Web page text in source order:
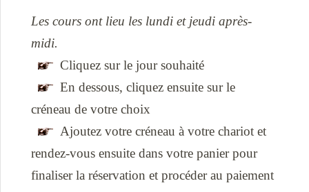
Les cours ont lieu les lundi et jeudi après-
midi.
Cliquez sur le jour souhaité
En dessous, cliquez ensuite sur le
créneau de votre choix
Ajoutez votre créneau à votre chariot et
rendez-vous ensuite dans votre panier pour
finaliser la réservation et procéder au paiement